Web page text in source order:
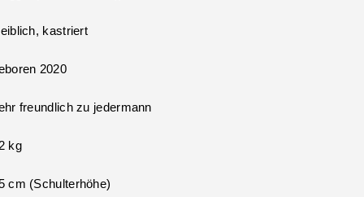
kastriert
2020
freundlich zu jedermann
kg
cm (Schulterhöhe)